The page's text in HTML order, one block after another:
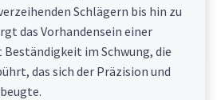
Schlägern bis hin zu
das Vorhandensein einer
im Schwung, die
das sich der Präzision und